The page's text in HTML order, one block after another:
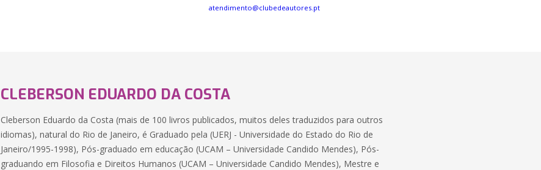
atendimento@clubedeautores.pt
CLEBERSON EDUARDO DA COSTA
Cleberson Eduardo da Costa (mais de 100 livros publicados, muitos deles traduzidos para outros
idiomas), natural do Rio de Janeiro, é Graduado pela (UERJ - Universidade do Estado do Rio de
Janeiro/1995-1998), Pós-graduado em educação (UCAM – Universidade Candido Mendes), Pós-
graduando em Filosofia e Direitos Humanos (UCAM – Universidade Candido Mendes), Mestre e